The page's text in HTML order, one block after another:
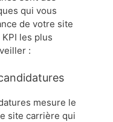
qui vous
de votre site
les plus
:
mesure le
site carrière qui